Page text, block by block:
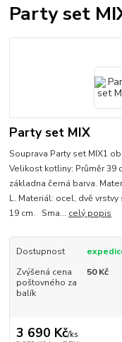
Party set
Party set MIX
Souprava Party set MIX1
Velikost kotliny: Průměr 39
základna černá barva.
L. Materiál: ocel, dvě vrstvy
19 cm. Sma... celý popis
Dostupnost
Zvýšená cena
poštovného za
balík
50 Kč
3 690 Kč/ks